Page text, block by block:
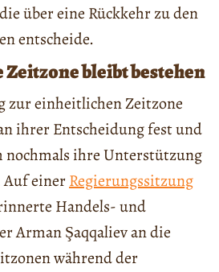
über eine Rückkehr zu den
entscheide.
bleibt bestehen
zur einheitlichen Zeitzone
ihrer Entscheidung fest und
ihre Unterstützung
einerRegierungssitzung
Handels- und
Arman Şaqqaliev an die
während der